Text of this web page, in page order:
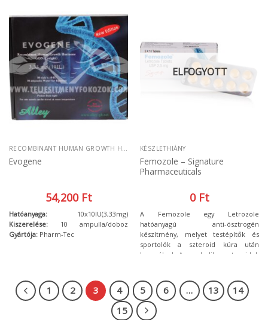
hatása a szervezetből gyorsan kiürül,
ezért nagyon kedvelt a testépítők
körében, hiszen egy verseny előtt
nem kell már több héttel előbb
abbahagyni szedését, nem úgy, mint
a többi tesztoszteron szernél.
RECOMBINANT HUMAN GROWTH HORMONE
Evogene
54,200 Ft
Hatóanyaga:10x10IU(3,33mg)
Kiszerelése: 10 ampulla/doboz
Gyártója:Pharm-Tec
ELFOGYOTT
KÉSZLETHIÁNY
Femozole – Signature
Pharmaceuticals
0 Ft
A Femozole egy Letrozole
hatóanyagú anti-ösztrogén
készítmény, melyet testépítők és
sportolók a szteroid kúra után
használnak. Az anabolikus szteroidok
jegyekben nyilvánulhat meg.
1 2 3 4 5 6 … 13
14
15